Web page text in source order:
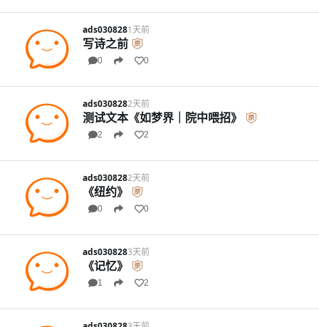
ads0308281天前
写诗之前
0 0
ads0308282天前
测试文本《如梦界｜院中喂招》
2 2
ads0308282天前
《纽约》
0 0
ads0308283天前
《记忆》
1 2